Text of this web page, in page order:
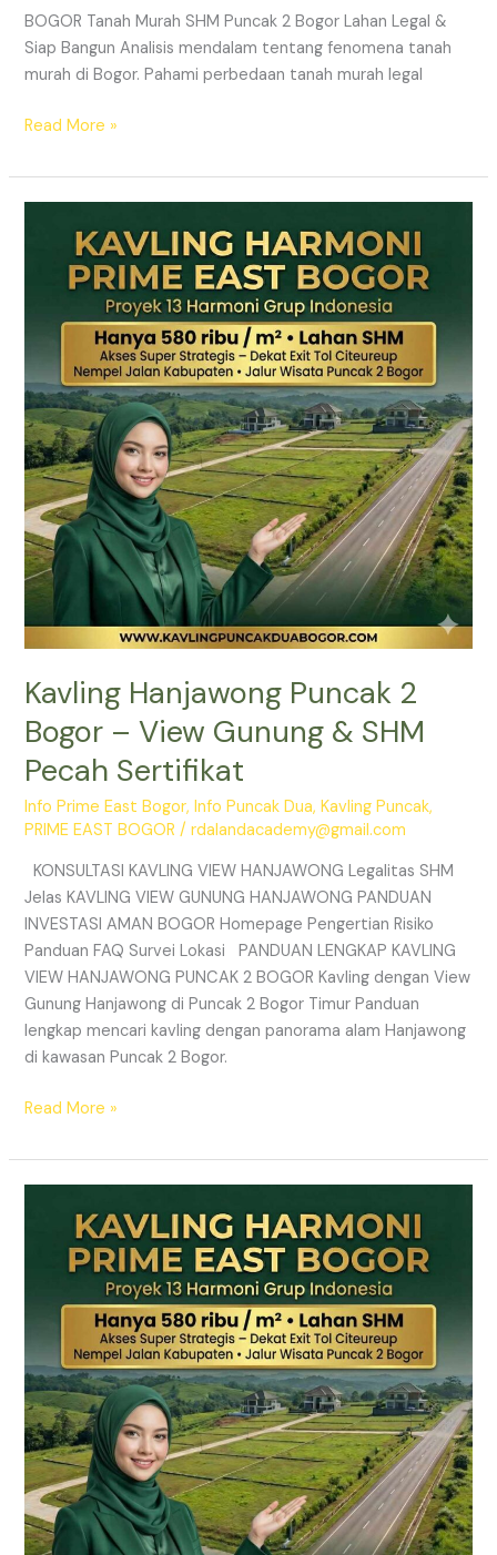
BOGOR Tanah Murah SHM Puncak 2 Bogor Lahan Legal &
Siap Bangun Analisis mendalam tentang fenomena tanah
murah di Bogor. Pahami perbedaan tanah murah legal
Read More »
Kavling Hanjawong Puncak 2
Bogor – View Gunung & SHM
Pecah Sertifikat
Info Prime East Bogor,Info Puncak Dua,Kavling Puncak,
PRIME EAST BOGOR /rdalandacademy@gmail.com
KONSULTASI KAVLING VIEW HANJAWONG Legalitas SHM
Jelas KAVLING VIEW GUNUNG HANJAWONG PANDUAN
INVESTASI AMAN BOGOR Homepage Pengertian Risiko
Panduan FAQ Survei Lokasi PANDUAN LENGKAP KAVLING
VIEW HANJAWONG PUNCAK 2 BOGOR Kavling dengan View
Gunung Hanjawong di Puncak 2 Bogor Timur Panduan
lengkap mencari kavling dengan panorama alam Hanjawong
di kawasan Puncak 2 Bogor.
Hanjawong
Puncak
Bogor
Gunung
&
SHM
Pecah
Sertifikat
Read More »
Puncak
Jalur
Wisata